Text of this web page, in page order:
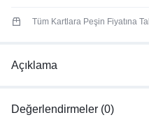
Tüm Kartlara Peşin Fiyatına
Açıklama
Değerlendirmeler (0)